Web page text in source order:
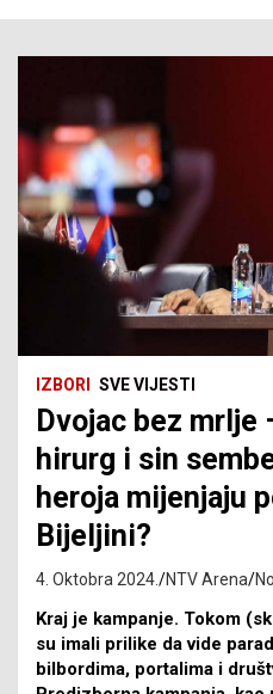
IZBORI SVE VIJESTI
Dvojac bez mrlje
hirurg i sin
heroja mijenjaju
Bijeljini?
4. Oktobra 2024. NTV Arena
Kraj je kampanje. Tokom
su imali prilike da vide
bilbordima, portalima i